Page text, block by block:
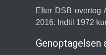
Efter DSB overtog
2016. Indtil 1972
Genoptagelsen